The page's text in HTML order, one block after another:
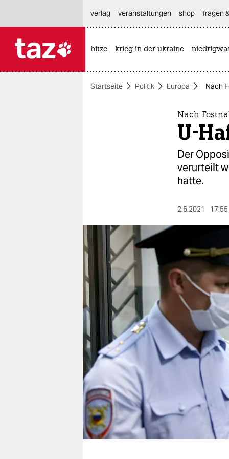
themen
berlin
nord
wahrheit
verlag
verlag
veranstaltungen
shop
fragen & hilfe
unterstützen
abo
genossenschaft
verlag
veranstaltungen shop fragen
hitze krieg in der ukraine
Startseite Politik Europa Nach
Nach
U-
Der
verurteilt
hatte.
2.6.2021